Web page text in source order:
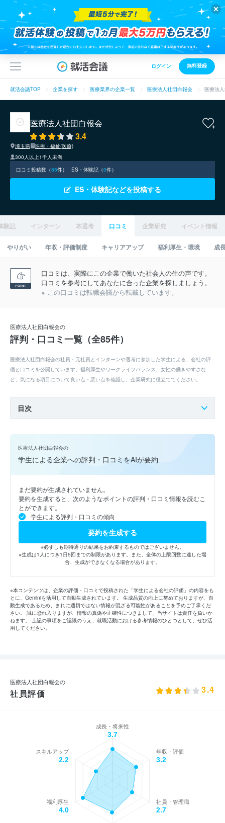
ログイン 無料登録
就活会議TOP 企業を探す 医療業界の企業一覧 医療法人社団白報会 医療法
医療法人社団白報会
3.4
埼玉県
医療・福祉(医療)
300人以上1千人未満
口コミ投稿数（85件） ES・体験記（0件）
ES・体験記などを投稿する
験記 インターン 本選考 口コミ 企業研究 イベント情報
やりがい 年収・評価制度 キャリアアップ 福利厚生・環境 成
口コミは、実際にこの企業で働いた社会人の生の声です。
口コミを参考にしてあなたに合った企業を探しましょう。
※ この口コミは転職会議から転載しています。
医療法人社団白報会の
評判・口コミ一覧（全85件）
医療法人社団白報会の社員・元社員とインターンや選考に参加した学生による、会社の評
価と口コミを公開しています。福利厚生やワークライフバランス、女性の働きやすさな
ど、気になる項目について良い点・悪い点を確認し、企業研究に役立ててください。
目次
医療法人社団白報会の
学生による企業への評判・口コミをAIが要約
まだ要約が生成されていません。
要約を生成すると、次のようなポイントの評判・口コミ情報を読むこ
とができます。
学生による評判・口コミの傾向
要約を生成する
※必ずしも期待通りの結果をお約束するものではございません。
※生成は1人につき1日5回までの制限があります。また、全体の上限回数に達した場
合、生成ができなくなる場合があります。
※本コンテンツは、企業の評価・口コミで投稿された「学生による会社の評価」の内容をも
とに、Geminiを活用して自動生成されています。 生成品質の向上に努めておりますが、自
動生成であるため、まれに適切ではない情報が混ざる可能性があることを予めご了承くだ
さい。 誠に恐れ入りますが、情報の真偽や正確性につきまして、当サイトは責任を負いか
ねます。 上記の事項をご認識のうえ、就職活動における参考情報のひとつとして、ぜひ活
用してください。
医療法人社団白報会の
社員評価 3.4
成長・将来性
3.7
年収・評価
3.2
社員・管理職
2.7
福利厚生
4.0
スキルアップ
2.2